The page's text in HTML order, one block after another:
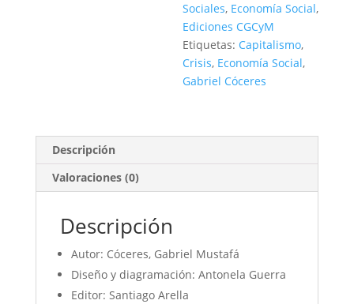
Sociales, Economía Social,
Ediciones CGCyM
Etiquetas: Capitalismo,
Crisis, Economía Social,
Gabriel Cóceres
Descripción
Valoraciones (0)
Descripción
Autor: Cóceres, Gabriel Mustafá
Diseño y diagramación: Antonela Guerra
Editor: Santiago Arella